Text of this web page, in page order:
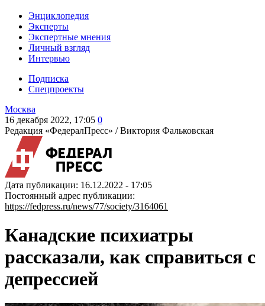
Энциклопедия
Эксперты
Экспертные мнения
Личный взгляд
Интервью
Подписка
Спецпроекты
Москва
16 декабря 2022, 17:05 0
Редакция «ФедералПресс» /Виктория Фальковская
Дата публикации: 16.12.2022 - 17:05
Постоянный адрес публикации:
https://fedpress.ru/news/77/society/3164061
Канадские психиатры
рассказали, как справиться с
депрессией